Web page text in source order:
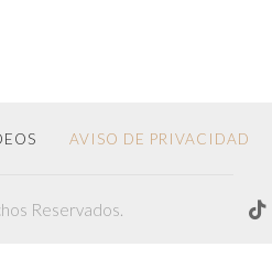
AVISO DE PRIVACIDAD
Reservados.